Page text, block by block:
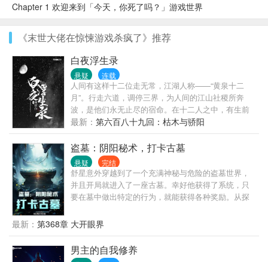
Chapter 1 欢迎来到「今天，你死了吗？」游戏世界
《末世大佬在惊悚游戏杀疯了》推荐
白夜浮生录
悬疑 连载
人间有这样十二位走无常，江湖人称——“黄泉十二
月”。行走六道，调停三界，为人间的江山社稷所奔
波，是他们永无止尽的宿命。在十二人之中，有生前
乐善好施、普度群生的纯良之人，却也有怙恶不悛、
暴戾恣睢的极恶之人。他们拥有不灭之身与无尽的寿
命，而永生对这些人来说，可以是褒奖，也可以是在
他们醒悟之前都不会停止的惩罚。他们非人非仙，亦
非妖魔。置身轮回外，行走六道间，执笔阴阳，裁决
生灭，游荡人魔两界。换句话说，是活着的亡者，也
是逝去的生人。
最新： 第六百八十九回：枯木与骄阳
盗墓：阴阳秘术，打卡古墓
悬疑 完结
舒星意外穿越到了一个充满神秘与危险的盗墓世界，
并且开局就进入了一座古墓。幸好他获得了系统，只
要在墓中做出特定的行为，就能获得各种奖励。从探
星凭借系统的帮助和自己的智慧，逐渐成长为一名强
大的探险者。他始终坚守着“只要是墓里的，都属于国
家”的信念，以义务兵的身份，为国家奉献自己的一
切。
最新： 第368章 大开眼界
男主的自我修养